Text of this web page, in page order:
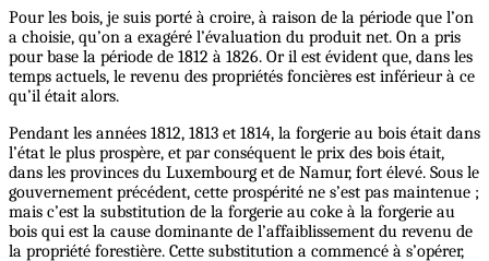
Pour les bois, je suis porté à croire, à raison de la période que l’on
a choisie, qu’on a exagéré l’évaluation du produit net. On a pris
pour base la période de 1812 à 1826. Or il est évident que, dans les
temps actuels, le revenu des propriétés foncières est inférieur à ce
qu’il était alors.
Pendant les années 1812, 1813 et 1814, la forgerie au bois était dans
l’état le plus prospère, et par conséquent le prix des bois était,
dans les provinces du Luxembourg et de Namur, fort élevé. Sous le
gouvernement précédent, cette prospérité ne s’est pas maintenue ;
mais c’est la substitution de la forgerie au coke à la forgerie au
bois qui est la cause dominante de l’affaiblissement du revenu de
la propriété forestière. Cette substitution a commencé à s’opérer,